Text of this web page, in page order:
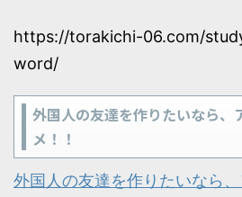
https://torakichi-06.com/
word/
外国人の友達を作りたいなら、
メ！！
外国人の友達を作りたいなら